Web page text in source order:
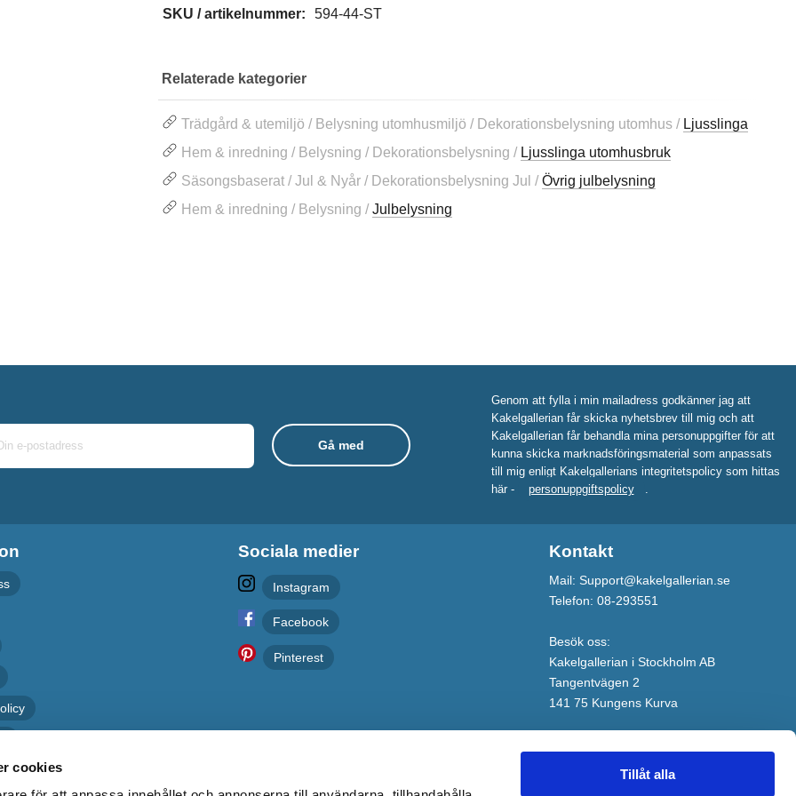
cookies
Tillåt alla
SKU / artikelnummer: 594-44-ST
Relaterade kategorier
Trädgård & utemiljö / Belysning utomhusmiljö / Dekorationsbelysning utomhus / Ljusslinga
Hem & inredning / Belysning / Dekorationsbelysning / Ljusslinga utomhusbruk
Säsongsbaserat / Jul & Nyår / Dekorationsbelysning Jul /Övrig julbelysning
Hem & inredning / Belysning /Julbelysning
Genom att fylla i min mailadress godkänner jag att
Kakelgallerian får skicka nyhetsbrev till mig och att
Kakelgallerian får behandla mina personuppgifter för att
kunna skicka marknadsföringsmaterial som anpassats
till mig enligt Kakelgallerians integritetspolicy som hittas
här -
personuppgiftspolicy
Sociala medier
Instagram
Facebook
Pinterest
Kontakt
Mail: Support@kakelgallerian.se
Telefon: 08-293551
Besök oss:
Kakelgallerian i Stockholm AB
Tangentvägen 2
141 75 Kungens Kurva